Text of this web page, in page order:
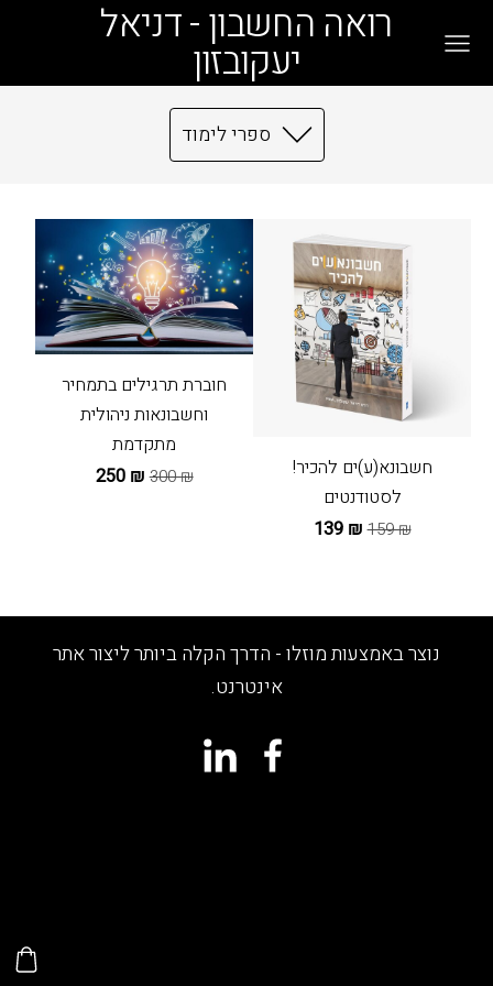
רואה החשבון - דניאל
יעקובזון
ספרי לימוד
חשבונא(ע)ים להכיר!
לסטודנטים
₪ 159
₪ 139
חוברת תרגילים בתמחיר
וחשבונאות ניהולית
מתקדמת
₪ 300
₪ 250
נוצר באמצעות מוזלו - הדרך הקלה ביותר ליצור אתר
אינטרנט.